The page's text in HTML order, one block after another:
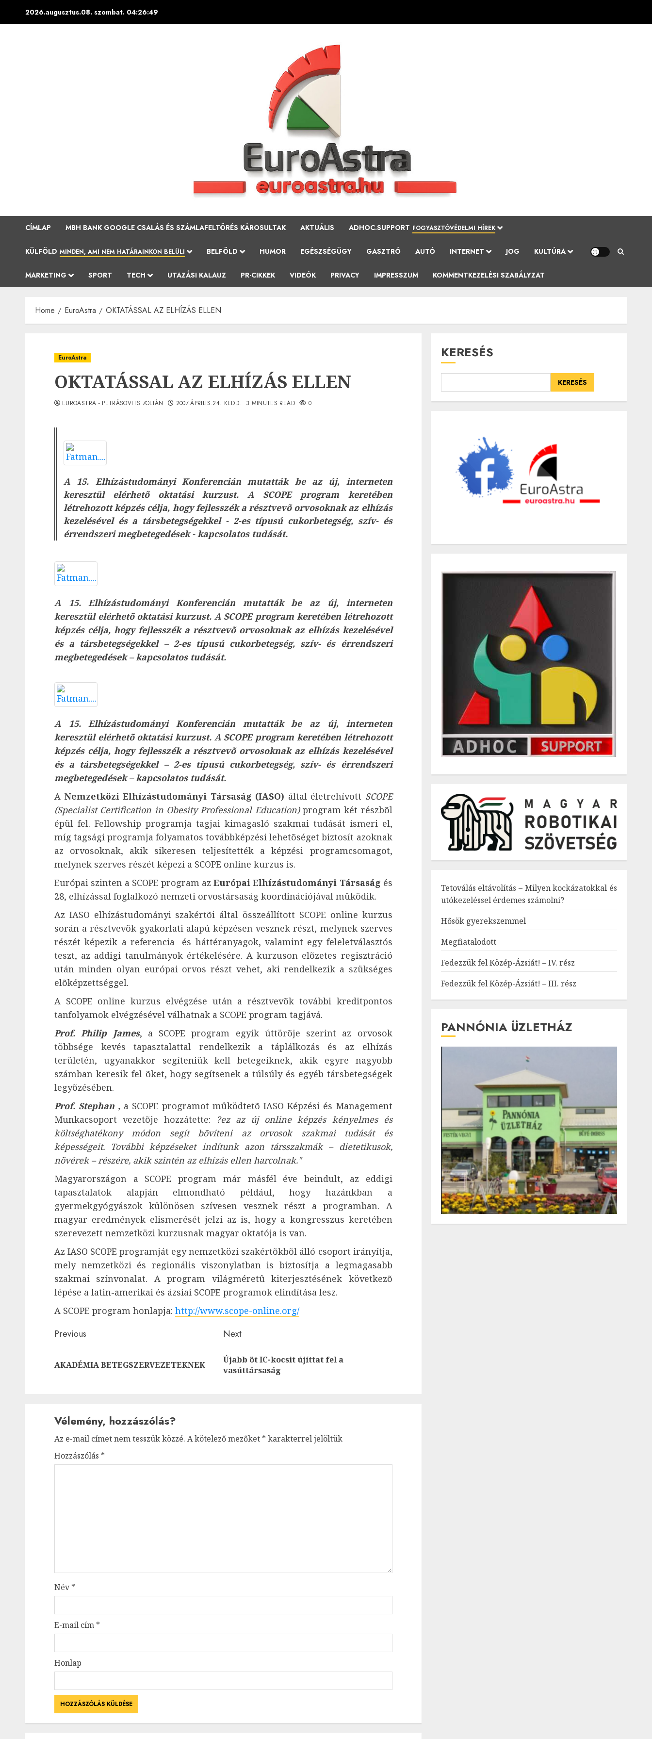
2026.augusztus.08. szombat. 04:26:50
CÍMLAP MBH BANK GOOGLE CSALÁS ÉS SZÁMLAFELTÖRÉS KÁROSULTAK AKTUÁLIS ADHOC.SUPPORT FOGYASZTÓVÉDELMI HÍREK
KÜLFÖLD MINDEN, AMI NEM HATÁRAINKON BELÜLI BELFÖLD HUMOR EGÉSZSÉGÜGY GASZTRÓ AUTÓ INTERNET JOG KULTÚRA
MARKETING SPORT TECH UTAZÁSI KALAUZ PR-CIKKEK VIDEÓK PRIVACY IMPRESSZUM KOMMENTKEZELÉSI SZABÁLYZAT
Home EuroAstra OKTATÁSSAL AZ ELHÍZÁS ELLEN
EuroAstra
OKTATÁSSAL AZ ELHÍZÁS ELLEN
EUROASTRA - PETRÁSOVITS ZOLTÁN 2007.ÁPRILIS.24. KEDD. 3 MINUTES READ 0
A 15. Elhízástudományi Konferencián mutatták be az új, interneten
keresztül elérhetõ oktatási kurzust. A SCOPE program keretében
létrehozott képzés célja, hogy fejlesszék a résztvevõ orvosoknak az elhízás
kezelésével és a társbetegségekkel - 2-es típusú cukorbetegség, szív- és
érrendszeri megbetegedések - kapcsolatos tudását.
A 15. Elhízástudományi Konferencián mutatták be az új, interneten
keresztül elérhetõ oktatási kurzust. A SCOPE program keretében létrehozott
képzés célja, hogy fejlesszék a résztvevõ orvosoknak az elhízás kezelésével
és a társbetegségekkel – 2-es típusú cukorbetegség, szív- és érrendszeri
megbetegedések – kapcsolatos tudását.
A 15. Elhízástudományi Konferencián mutatták be az új, interneten
keresztül elérhetõ oktatási kurzust. A SCOPE program keretében létrehozott
képzés célja, hogy fejlesszék a résztvevõ orvosoknak az elhízás kezelésével
és a társbetegségekkel – 2-es típusú cukorbetegség, szív- és érrendszeri
megbetegedések – kapcsolatos tudását.
A Nemzetközi Elhízástudományi Társaság (IASO) által életrehívott SCOPE
(Specialist Certification in Obesity Professional Education)program két részbõl
épül fel. Fellowship programja tagjai kimagasló szakmai tudását ismeri el,
míg tagsági programja folyamatos továbbképzési lehetõséget biztosít azoknak
az orvosoknak, akik sikeresen teljesítették a képzési programcsomagot,
melynek szerves részét képezi a SCOPE online kurzus is.
Európai szinten a SCOPE program azEurópai Elhízástudományi Társaság és
28, elhízással foglalkozó nemzeti orvostársaság koordinációjával mûködik.
Az IASO elhízástudományi szakértõi által összeállított SCOPE online kurzus
során a résztvevõk gyakorlati alapú képzésen vesznek részt, melynek szerves
részét képezik a referencia- és háttéranyagok, valamint egy feleletválasztós
teszt, az addigi tanulmányok értékelésére. A kurzuson elõzetes regisztráció
után minden olyan európai orvos részt vehet, aki rendelkezik a szükséges
elõképzettséggel.
A SCOPE online kurzus elvégzése után a résztvevõk további kreditpontos
tanfolyamok elvégzésével válhatnak a SCOPE program tagjává.
Prof. Philip James, a SCOPE program egyik úttörõje szerint az orvosok
többsége kevés tapasztalattal rendelkezik a táplálkozás és az elhízás
területén, ugyanakkor segíteniük kell betegeiknek, akik egyre nagyobb
számban keresik fel õket, hogy segítsenek a túlsúly és egyéb társbetegségek
legyõzésében.
Prof. Stephan ,a SCOPE programot mûködtetõ IASO Képzési és Management
Munkacsoport vezetõje hozzátette:
?ez az új online képzés kényelmes és
költséghatékony módon segít bõvíteni az orvosok szakmai tudását és
képességeit. További képzéseket indítunk azon társszakmák – dietetikusok,
nõvérek – részére, akik szintén az elhízás ellen harcolnak."
Magyarországon a SCOPE program már másfél éve beindult, az eddigi
tapasztalatok alapján elmondható például, hogy hazánkban a
gyermekgyógyászok különösen szívesen vesznek részt a programban. A
magyar eredmények elismerését jelzi az is, hogy a kongresszus keretében
szerevezett nemzetközi kurzusnak magyar oktatója is van.
Az IASO SCOPE programját egy nemzetközi szakértõkbõl álló csoport irányítja,
mely nemzetközi és regionális viszonylatban is biztosítja a legmagasabb
szakmai színvonalat. A program világméretû kiterjesztésének következõ
lépése a latin-amerikai és ázsiai SCOPE programok elindítása lesz.
A SCOPE program honlapja: http://www.scope-online.org/
Post
navigation
Previous
Previous
post:
AKADÉMIA BETEGSZERVEZETEKNEK
Next
Next
post:
Újabb öt IC-kocsit újíttat fel a
vasúttársaság
Vélemény, hozzászólás?
Az e-mail címet nem tesszük közzé. A kötelező mezőket * karakterrel jelöltük
Hozzászólás *
Név*
E-mail cím *
Honlap
KERESÉS
KERESÉS
Tetoválás eltávolítás – Milyen kockázatokkal és
utókezeléssel érdemes számolni?
Hősök gyerekszemmel
Megfiatalodott
Fedezzük fel Közép-Ázsiát! – IV. rész
Fedezzük fel Közép-Ázsiát! – III. rész
PANNÓNIA ÜZLETHÁZ